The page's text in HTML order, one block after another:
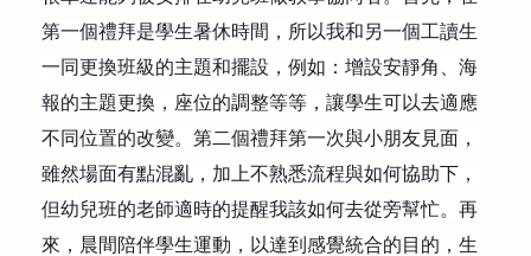
網站地圖
第一個禮拜是學生暑休時間，所以我和另一個工讀生
一同更換班級的主題和擺設，例如：增設安靜角、海
報的主題更換，座位的調整等等，讓學生可以去適應
不同位置的改變。第二個禮拜第一次與小朋友見面，
雖然場面有點混亂，加上不熟悉流程與如何協助下，
但幼兒班的老師適時的提醒我該如何去從旁幫忙。再
來，晨間陪伴學生運動，以達到感覺統合的目的，生